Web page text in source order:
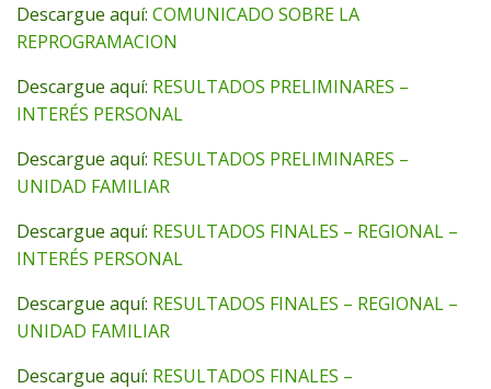
Descargue aquí: COMUNICADO SOBRE LA
REPROGRAMACION
Descargue aquí: RESULTADOS PRELIMINARES –
INTERÉS PERSONAL
Descargue aquí: RESULTADOS PRELIMINARES –
UNIDAD FAMILIAR
Descargue aquí: RESULTADOS FINALES – REGIONAL –
INTERÉS PERSONAL
Descargue aquí: RESULTADOS FINALES – REGIONAL –
UNIDAD FAMILIAR
Descargue aquí: RESULTADOS FINALES –